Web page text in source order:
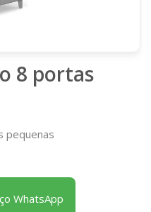
8 portas
pequenas
WhatsApp